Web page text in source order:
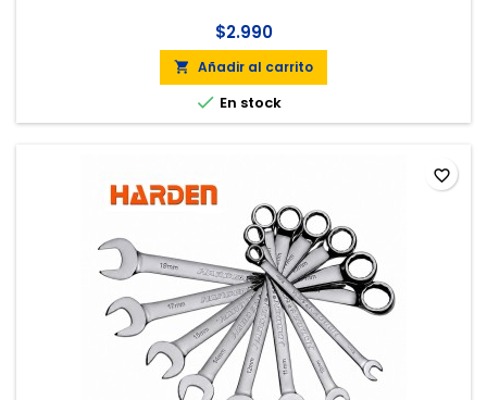
$2.990
 Añadir al carrito
 En stock
favorite_border